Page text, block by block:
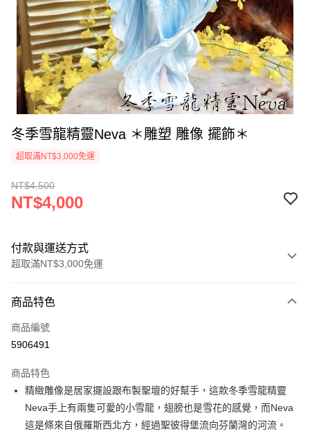
冬季雪龍精靈Neva ＊雕塑 雕像 擺飾＊
超取滿NT$3,000免運
NT$4,500
NT$4,000
付款與運送方式
超取滿NT$3,000免運
信用卡一次付款
超商取貨付款
Apple Pay
街口支付
商品特色
商品編號
5906491
商品特色
精緻雕像是居家擺設跟布製聖壇的好幫手，這款冬季雪龍精靈
Neva手上有兩隻可愛的小雪龍，翅膀也是雪花的感覺，而Neva
這是條來自俄羅斯西北方，經過聖彼得堡流向芬蘭灣的河流。